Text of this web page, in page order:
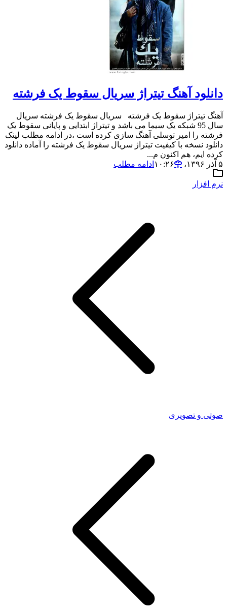
دانلود آهنگ تیتراژ سریال سقوط یک فرشته
آهنگ تیتراژ سقوط یک فرشته سریال سقوط یک فرشته سریال
سال 95 شبکه یک سیما می باشد و تیتراژ ابتدایی و پایانی سقوط یک
فرشته را امیر توسلی آهنگ سازی کرده است ،در ادامه مطلب لینک
دانلود نسخه با کیفیت تیتراژ سریال سقوط یک فرشته را آماده دانلود
کرده ایم، هم اکنون م...
۵ آذر ۱۳۹۶،‏ ۱۰:۲۶
ادامه مطلب
نرم افزار
صوتی و تصویری